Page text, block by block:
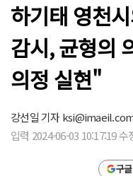
하기태 영천
감시, 균형의
의정 실현"
강선일 기자
입력 2024-06-03 10:17:19 수
구